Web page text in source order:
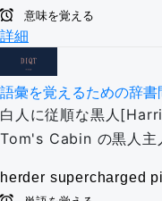
意味を覚える
詳細
語彙を覚えるための辞書
白人に従順な黒人
Tom's Cabin の黒人主
herder supercharged